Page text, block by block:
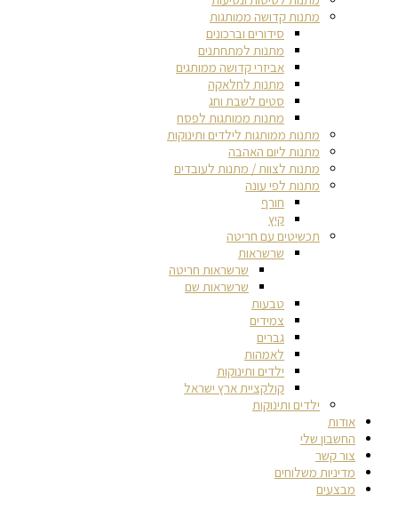
מתנות קדושה ממותגות
סידורים וברכונים
מתנות למתחתנים
אביזרי קדושה ממותגים
מתנות לחלאקה
סטים לשבת וחג
מתנות ממותגות לפסח
מתנות ממותגות לילדים ותינוקות
מתנות ליום האהבה
מתנות לצוות / מתנות לעובדים
מתנות לפי עונה
חורף
קיץ
תכשיטים עם חריטה
שרשראות
שרשראות חריטה
שרשראות שם
טבעות
צמידים
גברים
לאמהות
ילדים ותינוקות
קולקציית ארץ ישראל
ילדים ותינוקות
אודות
החשבון שלי
צור קשר
מדיניות משלוחים
מבצעים